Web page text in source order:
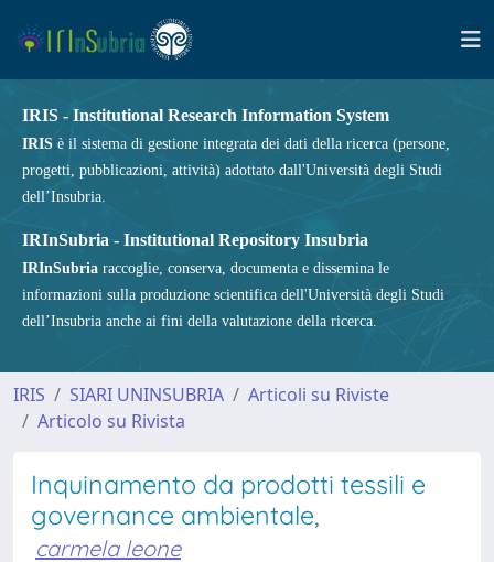
IRIS - Institutional Research Information System
IRIS è il sistema di gestione integrata dei dati della ricerca (persone,
progetti, pubblicazioni, attività) adottato dall'Università degli Studi
dell’Insubria.
IRInSubria - Institutional Repository Insubria
IRInSubria raccoglie, conserva, documenta e dissemina le
informazioni sulla produzione scientifica dell'Università degli Studi
dell’Insubria anche ai fini della valutazione della ricerca.
IRIS SIARI UNINSUBRIA
Articoli su Riviste
Articolo su Rivista
Inquinamento da prodotti tessili e
governance ambientale,
carmela leone